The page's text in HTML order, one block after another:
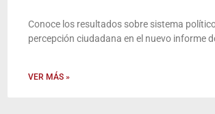
Conoce los resultados sobre sistema
percepción ciudadana en el nuevo informe
VER MÁS »